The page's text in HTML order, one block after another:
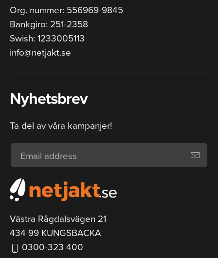
Org. nummer: 556969-9845
Bankgiro: 251-2358
Swish: 1233005113
info@netjakt.se
Nyhetsbrev
Ta del av våra kampanjer!
Västra Rågdalsvägen 21
434 99 KUNGSBACKA
0300-323 400